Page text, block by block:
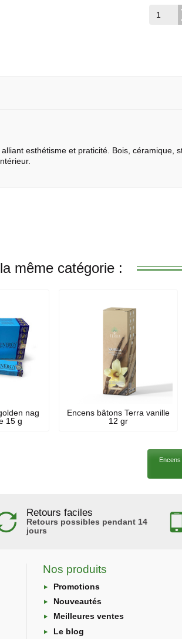
alliant esthétisme et praticité. Bois, céramique,
même catégorie :
nag
15 g
Encens bâtons Terra vanille
12 gr
Encens
Retours faciles
Retours possibles pendant 14
jours
Nos produits
Promotions
Nouveautés
Meilleures ventes
Le blog